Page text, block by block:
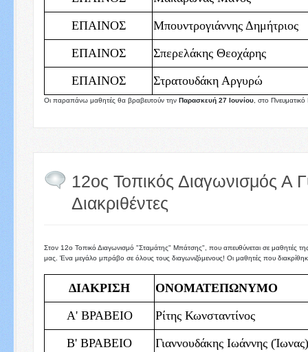
ΕΠΑΙΝΟΣ
Μπουντρογιάννης Δημήτριος
ΕΠΑΙΝΟΣ
Σπερελάκης Θεοχάρης
ΕΠΑΙΝΟΣ
Στρατουδάκη Αργυρώ
Οι παραπάνω μαθητές θα βραβευτούν την Παρασκευή 27 Ιουνίου, στο
12ος Τοπικός Διαγωνισμός Α
Διακριθέντες
Στον 12ο Τοπικό Διαγωνισμό "Σταμάτης" Μπάτσης", που απευθύνεται σε μαθητές
μας. Ένα μεγάλο μπράβο σε όλους τους διαγωνιζόμενους! Οι μαθητές που
ΔΙΑΚΡΙΣΗ
ΟΝΟΜΑΤΕΠΩΝΥΜΟ
Α' ΒΡΑΒΕΙΟ
Ρίτης Κωνσταντίνος
Β' ΒΡΑΒΕΙΟ
Γιαννουδάκης Ιωάννης